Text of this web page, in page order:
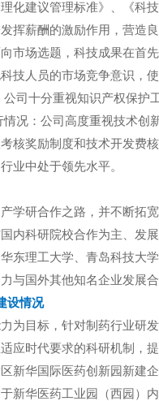
化建议管理标准》、《科
挥薪酬的激励作用，营造
市场选题，科技成果在首
技人员的市场竞争意识，
司十分重视知识产权保护
况：公司高度重视技术创
核奖励制度和技术开发费
业中处于领先水平。
学研合作之路，并不断拓
内科研院校合作为主、发
东理工大学、青岛科技大
与国外其他知名企业发展
设情况
为目标，针对制药行业研
应时代要求的科研机制，
新华国际医药创新园新建
新华医药工业园（西园）